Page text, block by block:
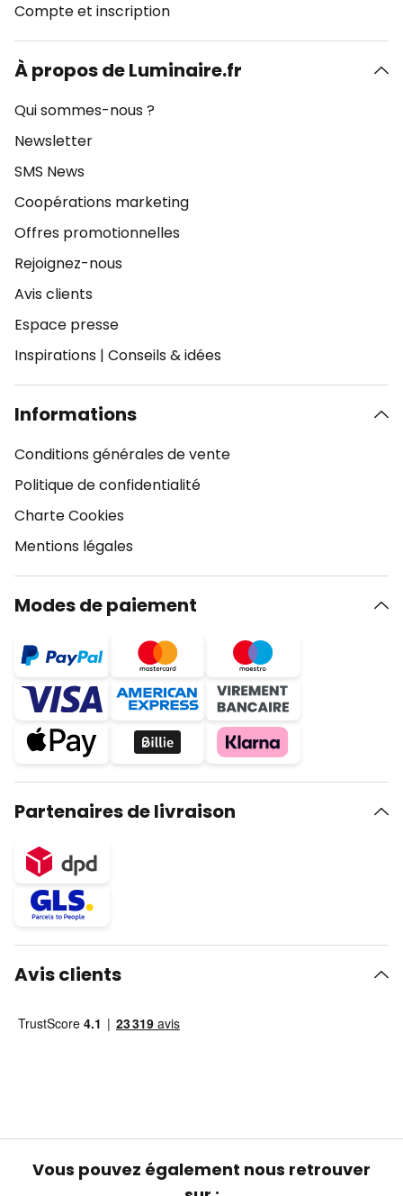
Compte et inscription
À propos de Luminaire.fr
Qui sommes-nous ?
Newsletter
SMS News
Coopérations marketing
Offres promotionnelles
Rejoignez-nous
Avis clients
Espace presse
Inspirations | Conseils & idées
Informations
Conditions générales de vente
Politique de confidentialité
Charte Cookies
Mentions légales
Modes de paiement
Partenaires de livraison
Avis clients
Vous pouvez également nous retrouver